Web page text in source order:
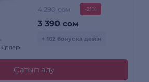
4 290 сом -21%
3 390 сом
+ 102 бонусқа дейін
Сатып алу